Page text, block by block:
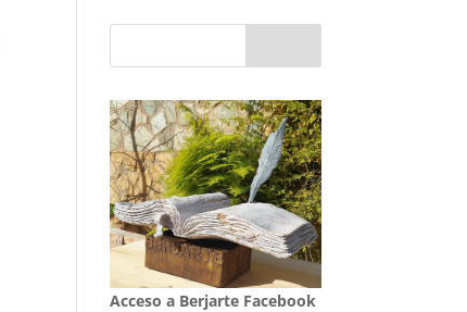
Acceso a Berjarte Facebook